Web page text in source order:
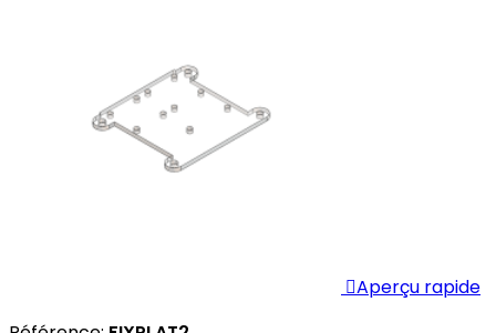
Aperçu rapide